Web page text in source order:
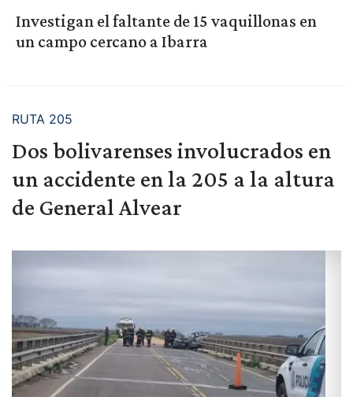
Investigan el faltante de 15 vaquillonas en
un campo cercano a Ibarra
RUTA 205
Dos bolivarenses involucrados en
un accidente en la 205 a la altura
de General Alvear